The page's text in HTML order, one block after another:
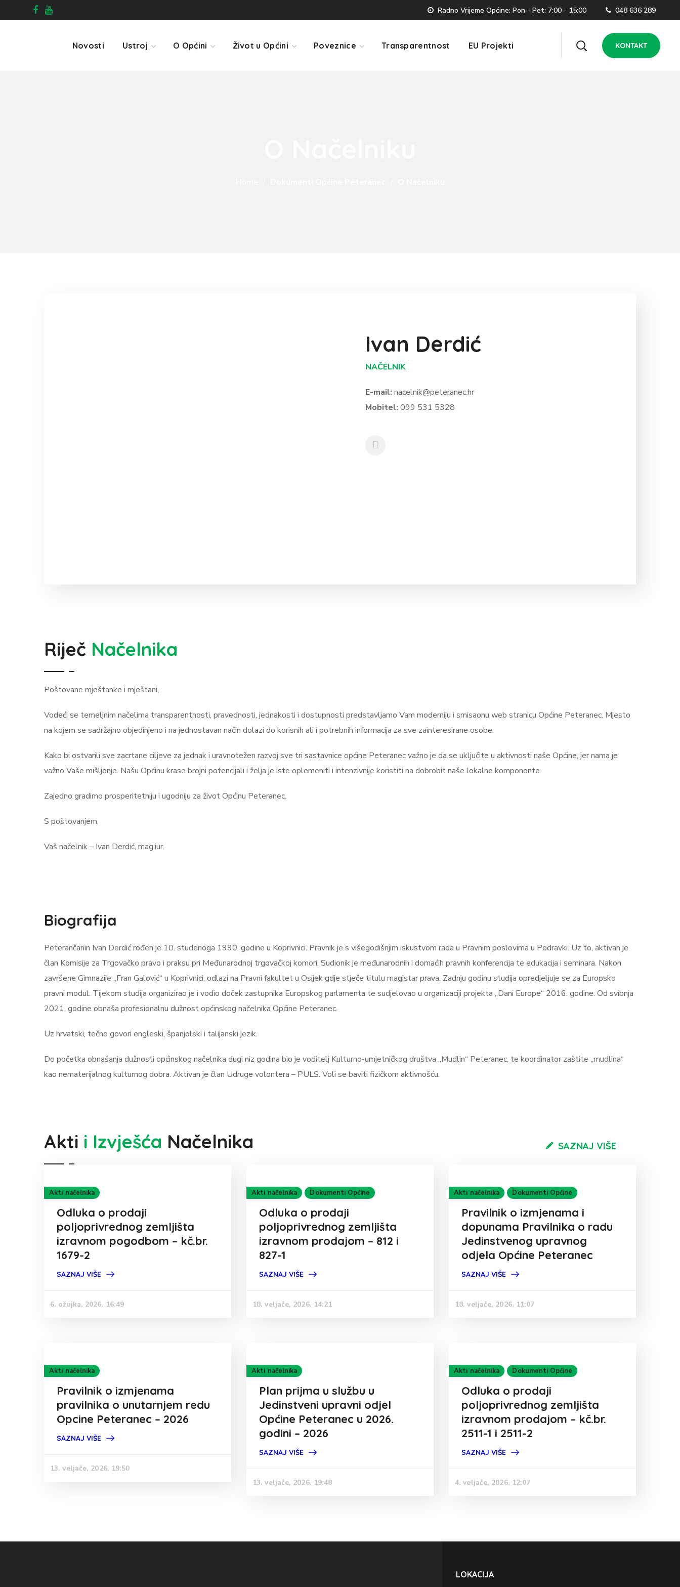
Radno Vrijeme Općine: Pon - Pet: 7:00 - 15:00 048 636 289
Novosti Ustroj O Općini Život u Općini Poveznice Transparentnost EU Projekti KONTAKT
Ivan Derdić
NAČELNIK
E-mail: nacelnik@peteranec.hr
Mobitel: 099 531 5328
Riječ Načelnika
Poštovane mještanke i mještani,
Vodeći se temeljnim načelima transparentnosti, pravednosti, jednakosti i dostupnosti predstavljamo Vam moderniju i smisaonu web stranicu Općine Peteranec. Mjesto
na kojem se sadržajno objedinjeno i na jednostavan način dolazi do korisnih ali i potrebnih informacija za sve zainteresirane osobe.
Kako bi ostvarili sve zacrtane ciljeve za jednak i uravnotežen razvoj sve tri sastavnice općine Peteranec važno je da se uključite u aktivnosti naše Općine, jer nama je
važno Vaše mišljenje. Našu Općinu krase brojni potencijali i želja je iste oplemeniti i intenzivnije koristiti na dobrobit naše lokalne komponente.
Zajedno gradimo prosperitetniju i ugodniju za život Općinu Peteranec.
S poštovanjem,
Vaš načelnik – Ivan Derdić, mag.iur.
Biografija
Peterančanin Ivan Derdić rođen je 10. studenoga 1990. godine u Koprivnici. Pravnik je s višegodišnjim iskustvom rada u Pravnim poslovima u Podravki. Uz to, aktivan je
član Komisije za Trgovačko pravo i praksu pri Međunarodnoj trgovačkoj komori. Sudionik je međunarodnih i domaćih pravnih konferencija te edukacija i seminara. Nakon
završene Gimnazije „Fran Galović“ u Koprivnici, odlazi na Pravni fakultet u Osijek gdje stječe titulu magistar prava. Zadnju godinu studija opredjeljuje se za Europsko
pravni modul. Tijekom studija organizirao je i vodio doček zastupnika Europskog parlamenta te sudjelovao u organizaciji projekta „Dani Europe“ 2016. godine. Od svibnja
2021. godine obnaša profesionalnu dužnost općinskog načelnika Općine Peteranec.
Uz hrvatski, tečno govori engleski, španjolski i talijanski jezik.
Do početka obnašanja dužnosti općinskog načelnika dugi niz godina bio je voditelj Kulturno-umjetničkog društva „Mudlin“ Peteranec, te koordinator zaštite „mudlina“
kao nematerijalnog kulturnog dobra. Aktivan je član Udruge volontera – PULS. Voli se baviti fizičkom aktivnošću.
Akti i Izvješća Načelnika SAZNAJ VIŠE
Akti načelnika
Odluka o prodaji
poljoprivrednog zemljišta
izravnom pogodbom – kč.br.
1679-2
SAZNAJ VIŠE
6. ožujka, 2026. 16:49
Akti načelnika Dokumenti Općine
Odluka o prodaji
poljoprivrednog zemljišta
izravnom prodajom – 812 i
827-1
SAZNAJ VIŠE
18. veljače, 2026. 14:21
Akti načelnika Dokumenti Općine
Pravilnik o izmjenama i
dopunama Pravilnika o radu
Jedinstvenog upravnog
odjela Općine Peteranec
SAZNAJ VIŠE
18. veljače, 2026. 11:07
Akti načelnika
Pravilnik o izmjenama
pravilnika o unutarnjem redu
Opcine Peteranec – 2026
SAZNAJ VIŠE
13. veljače, 2026. 19:50
Akti načelnika
Plan prijma u službu u
Jedinstveni upravni odjel
Općine Peteranec u 2026.
godini – 2026
SAZNAJ VIŠE
13. veljače, 2026. 19:48
Akti načelnika Dokumenti Općine
Odluka o prodaji
poljoprivrednog zemljišta
izravnom prodajom – kč.br.
2511-1 i 2511-2
SAZNAJ VIŠE
4. veljače, 2026. 12:07
LOKACIJA